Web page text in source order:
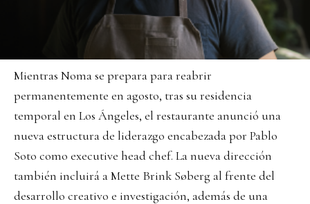
Mientras Noma se prepara para reabrir
permanentemente en agosto, tras su residencia
temporal en Los Ángeles, el restaurante anunció una
nueva estructura de liderazgo encabezada por Pablo
Soto como executive head chef. La nueva dirección
también incluirá a Mette Brink Søberg al frente del
desarrollo creativo e investigación, además de una